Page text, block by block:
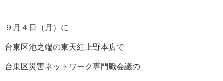
９月４日（月）に
台東区池之端の東天紅上野本店で
台東区災害ネットワーク専門職会議の